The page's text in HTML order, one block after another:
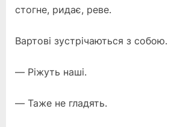
стогне, ридає, реве.
Вартові зустрічаються з собою.
— Ріжуть наші.
— Таже не гладять.